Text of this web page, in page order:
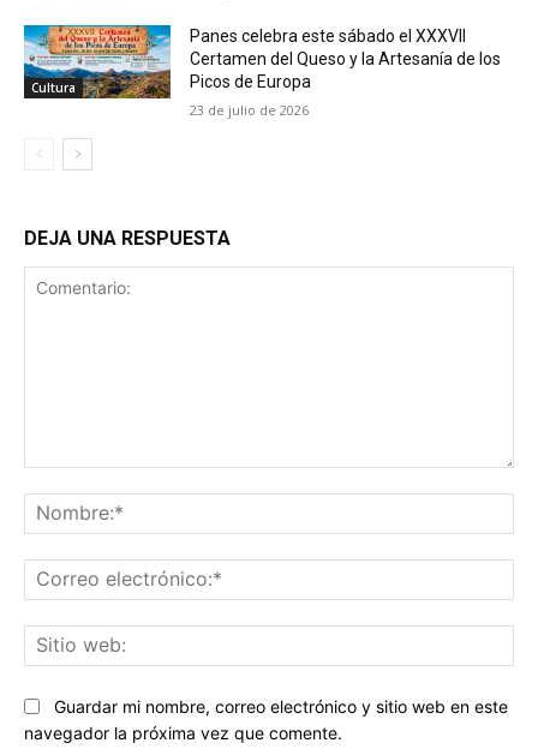
Cultura
Panes celebra este sábado el XXXVII
Certamen del Queso y la Artesanía de los
Picos de Europa
23 de julio de 2026
DEJA UNA RESPUESTA
Guardar mi nombre, correo electrónico y sitio web en este
navegador la próxima vez que comente.